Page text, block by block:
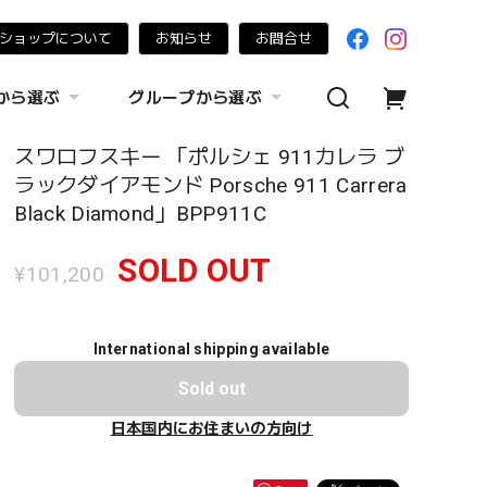
ョップについて お知らせ お問合せ
ら選ぶ グループから選ぶ
スワロフスキー 「ポルシェ 911カレラ ブ
ラックダイアモンド Porsche 911 Carrera
Black Diamond」BPP911C
¥101,200 SOLD OUT
International shipping available
Sold out
日本国内にお住まいの方向け